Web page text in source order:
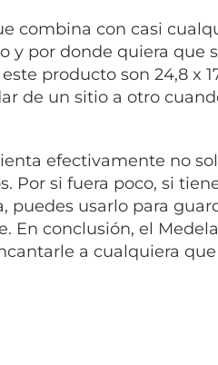
combina con casi
y por donde quiera que
producto son 24,8 x
de un sitio a otro
efectivamente no
Por si fuera poco, si
puedes usarlo para
En conclusión, el
a cualquiera